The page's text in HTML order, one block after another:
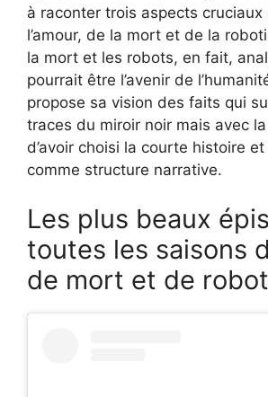
à raconter trois aspects cruciaux
l’amour, de la mort et de la
la mort et les robots, en fait,
pourrait être l’avenir de
propose sa vision des faits qui
traces du miroir noir mais avec
d’avoir choisi la courte histoire et
comme structure narrative.
Les plus beaux
toutes les saisons
de mort et de